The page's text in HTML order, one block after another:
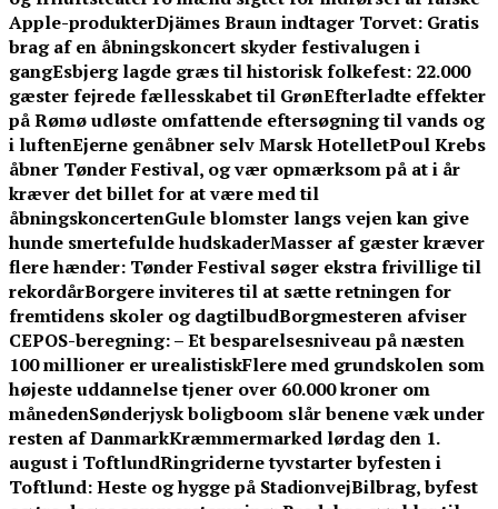
Apple-produkterDjämes Braun indtager Torvet: Gratis
brag af en åbningskoncert skyder festivalugen i
gangEsbjerg lagde græs til historisk folkefest: 22.000
gæster fejrede fællesskabet til GrønEfterladte effekter
på Rømø udløste omfattende eftersøgning til vands og
i luftenEjerne genåbner selv Marsk HotelletPoul Krebs
åbner Tønder Festival, og vær opmærksom på at i år
kræver det billet for at være med til
åbningskoncertenGule blomster langs vejen kan give
hunde smertefulde hudskaderMasser af gæster kræver
flere hænder: Tønder Festival søger ekstra frivillige til
rekordårBorgere inviteres til at sætte retningen for
fremtidens skoler og dagtilbudBorgmesteren afviser
CEPOS-beregning: – Et besparelsesniveau på næsten
100 millioner er urealistiskFlere med grundskolen som
højeste uddannelse tjener over 60.000 kroner om
månedenSønderjysk boligboom slår benene væk under
resten af DanmarkKræmmermarked lørdag den 1.
august i ToftlundRingriderne tyvstarter byfesten i
Toftlund: Heste og hygge på StadionvejBilbrag, byfest